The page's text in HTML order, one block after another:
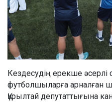
Кездесудің ерекше әсерлі
футболшыларға арналған
Құрылтай депутаттығына